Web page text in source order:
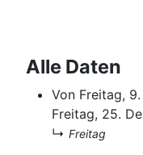
Alle Daten
Von Freitag,
Freitag, 25.
↳ Freitag